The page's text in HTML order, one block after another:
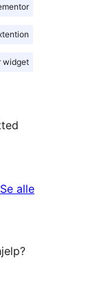
widget
Se alleomtalene